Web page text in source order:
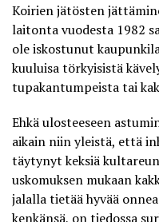
Koirien jätösten
laitonta vuodesta 1982
ole iskostunut
kuuluisa törkyisistä
tupakantumpeista tai
Ehkä ulosteeseen
aikain niin yleistä, että
täytynyt keksiä
uskomuksen mukaan
jalalla tietää hyvää
kenkänsä, on tiedossa